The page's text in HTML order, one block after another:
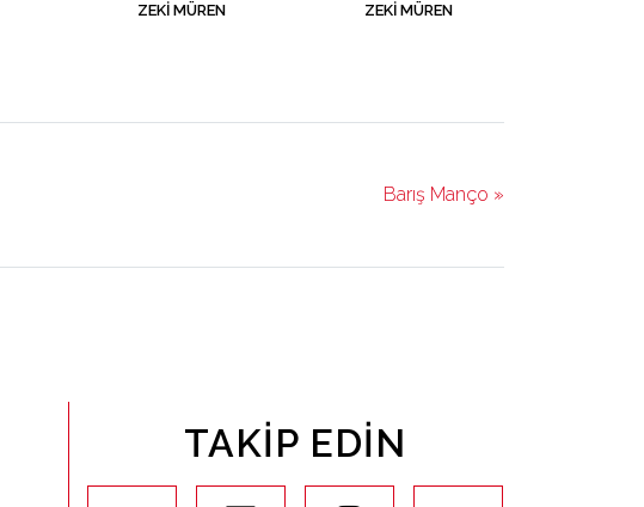
ZEKI MÜREN ZEKI MÜREN
Barış Manço »
TAKIP EDIN